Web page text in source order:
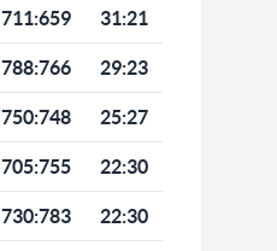
711:659 31:21
788:766 29:23
750:748 25:27
705:755 22:30
730:783 22:30